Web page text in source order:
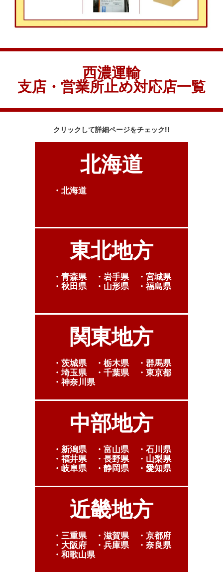
西濃運輸
支店・営業所止め対応店一覧
クリックして詳細ページをチェック!!
北海道
・北海道
東北地方
・青森県 ・岩手県 ・宮城県
・秋田県 ・山形県 ・福島県
関東地方
・茨城県 ・栃木県 ・群馬県
・埼玉県 ・千葉県 ・東京都
・神奈川県
中部地方
・新潟県 ・富山県 ・石川県
・福井県 ・長野県 ・山梨県
・岐阜県 ・静岡県 ・愛知県
近畿地方
・三重県 ・滋賀県 ・京都府
・大阪府 ・兵庫県 ・奈良県
・和歌山県